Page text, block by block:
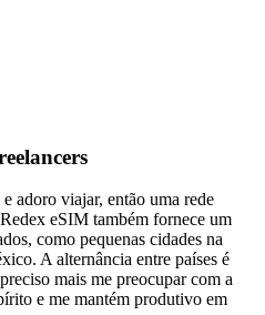
adoro viajar, então uma rede
eSIM também fornece um
como pequenas cidades na
A alternância entre países é
mais me preocupar com a
e me mantém produtivo em